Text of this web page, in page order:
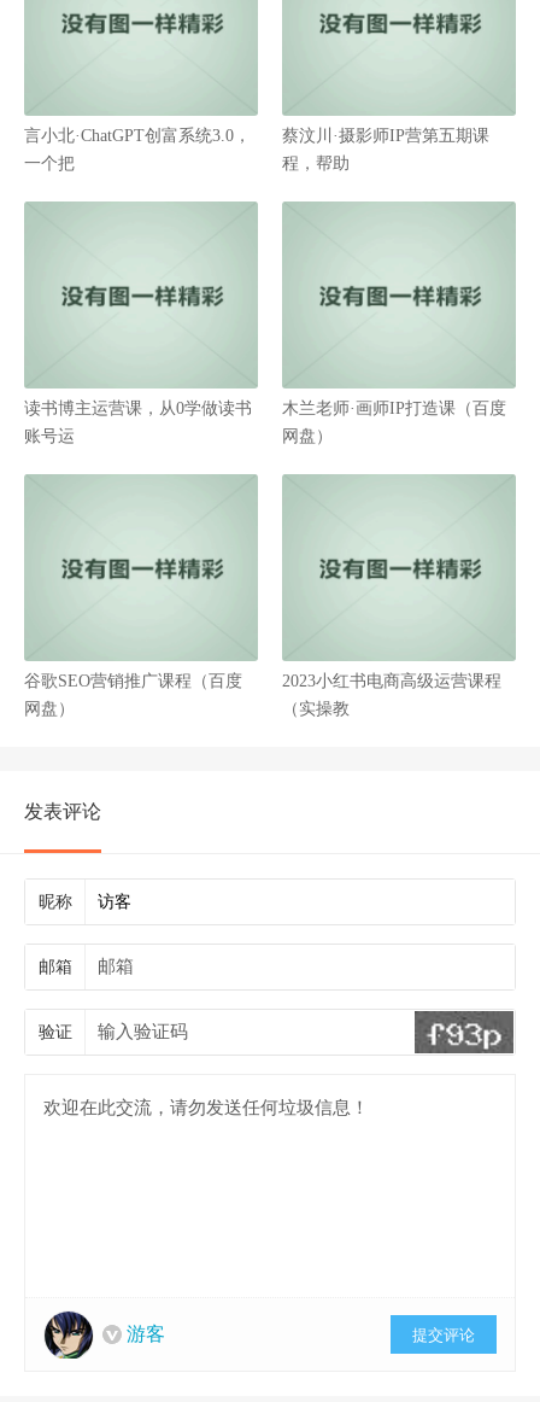
言小北·ChatGPT创富系统3.0，
一个把
蔡汶川·摄影师IP营第五期课
程，帮助
读书博主运营课，从0学做读书
账号运
木兰老师·画师IP打造课（百度
网盘）
谷歌SEO营销推广课程（百度
网盘）
2023小红书电商高级运营课程
（实操教
发表评论
昵称
邮箱
验证
游客 提交评论